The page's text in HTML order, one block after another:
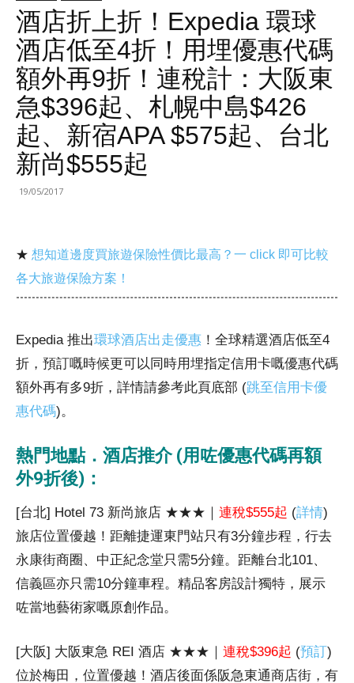
酒店折上折！Expedia 環球
酒店低至4折！用埋優惠代碼
額外再9折！連稅計：大阪東
急$396起、札幌中島$426
起、新宿APA $575起、台北
新尚$555起
19/05/2017
★ 想知道邊度買旅遊保險性價比最高？一 click 即可比較
各大旅遊保險方案！
Expedia 推出環球酒店出走優惠 ！全球精選酒店低至4
折，預訂嘅時候更可以同時用埋指定信用卡嘅優惠代碼
額外再有多9折，詳情請參考此頁底部 (跳至信用卡優
惠代碼)。
熱門地點．酒店推介 (用咗優惠代碼再額
外9折後)：
[台北] Hotel 73 新尚旅店 ★★★｜ 連稅$555起 (詳情)
旅店位置優越！距離捷運東門站只有3分鐘步程，行去
永康街商圈、中正紀念堂只需5分鐘。距離台北101、
信義區亦只需10分鐘車程。精品客房設計獨特，展示
咗當地藝術家嘅原創作品。
[大阪] 大阪東急 REI 酒店 ★★★｜ 連稅$396起 (預訂)
位於梅田，位置優越！酒店後面係阪急東通商店街，有